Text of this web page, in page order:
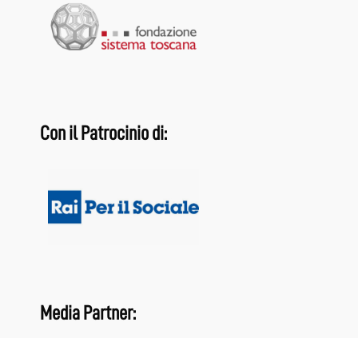
Con il Patrocinio di:
Media Partner: